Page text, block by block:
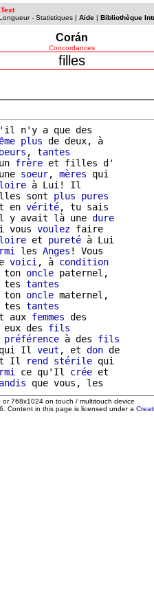
- Statistiques | Aide | Bibliothèque
Corán
Concordances
filles
n'y a que des
plus de deux, à
, tantes
frère et filles d'
soeur, mères qui
à Lui! Il
sont plus
pures
en vérité, tu sais
y avait là une dure
vous voulez faire
et pureté à Lui
les Anges ! Vous
voici , à condition
ton oncle paternel,
tes tantes
ton oncle maternel,
tes tantes
aux femmes des
des fils
préférence à des fils
Il veut , et don de
Il rend stérile qui
ce qu'Il crée et
768x1024 on touch / multitouch device
Content in this page is licensed under a